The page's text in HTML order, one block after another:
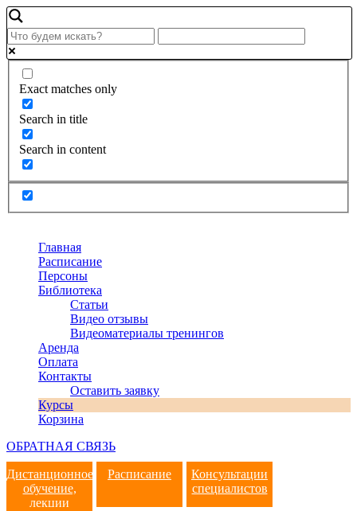
Exact matches only
Search in title
Search in content
Главная
Расписание
Персоны
Библиотека
Статьи
Видео отзывы
Видеоматериалы тренингов
Аренда
Оплата
Контакты
Оставить заявку
Курсы
Корзина
ОБРАТНАЯ СВЯЗЬ
Дистанционное
обучение,
лекции
Расписание
Консультации
специалистов